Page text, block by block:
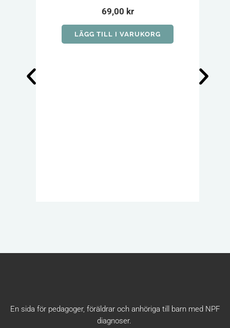
69,00 kr
LÄGG TILL I VARUKORG
En sida för pedagoger, föräldrar och anhöriga till barn med NPF
diagnoser.